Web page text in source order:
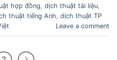
hợp đồng dịch thuật tài liệu
thuật tiếng Anh
dịch thuật TP
Leave a comment